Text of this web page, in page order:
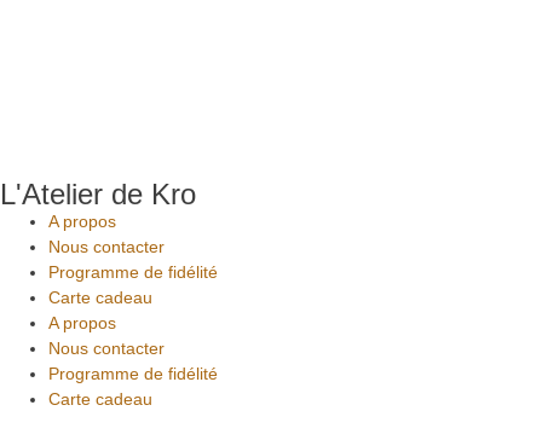
L'Atelier de Kro
A propos
Nous contacter
Programme de fidélité
Carte cadeau
A propos
Nous contacter
Programme de fidélité
Carte cadeau